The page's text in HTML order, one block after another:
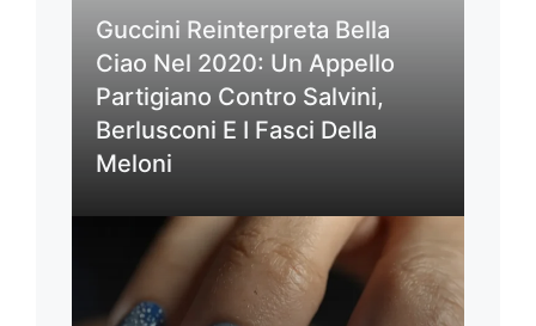
Guccini Reinterpreta Bella
Ciao Nel 2020: Un Appello
Partigiano Contro Salvini,
Berlusconi E I Fasci Della
Meloni